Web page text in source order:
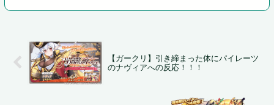
【ガークリ】引き締まった体にパイレーツ
のナヴィアへの反応！！！